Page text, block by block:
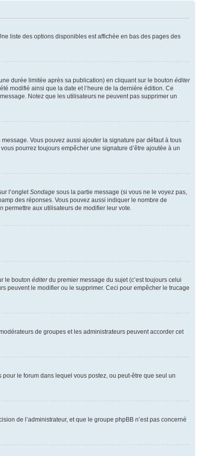
liste des options disponibles est affichée en bas des pages des
durée limitée après sa publication) en cliquant sur le bouton éditer
modifié ainsi que la date et l’heure de la dernière édition. Ce
Notez que les utilisateurs ne peuvent pas supprimer un
Vous pouvez aussi ajouter la signature par défaut à tous
pourrez toujours empêcher une signature d’être ajoutée à un
l’ongletSondage sous la partie message (si vous ne le voyez pas,
des réponses. Vous pouvez aussi indiquer le nombre de
permettre aux utilisateurs de modifier leur vote.
le bouton éditerdu premier message du sujet (c’est toujours celui
peuvent le modifier ou le supprimer. Ceci pour empêcher le trucage
de groupes et les administrateurs peuvent accorder cet
le forum dans lequel vous postez, ou peut-être que seul un
de l’administrateur, et que le groupe phpBB n’est pas concerné